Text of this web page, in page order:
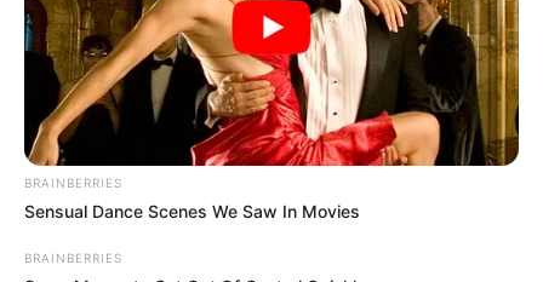
BRAINBERRIES
Sensual Dance Scenes We Saw In Movies
BRAINBERRIES